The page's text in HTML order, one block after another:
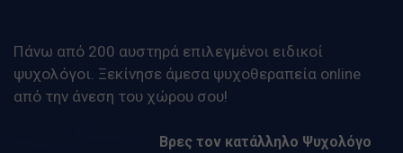
Πάνω από 200 αυστηρά επιλεγμένοι ειδικοί
ψυχολόγοι. Ξεκίνησε άμεσα ψυχοθεραπεία online
από την άνεση του χώρου σου!
Βρες τον κατάλληλο Ψυχολόγο